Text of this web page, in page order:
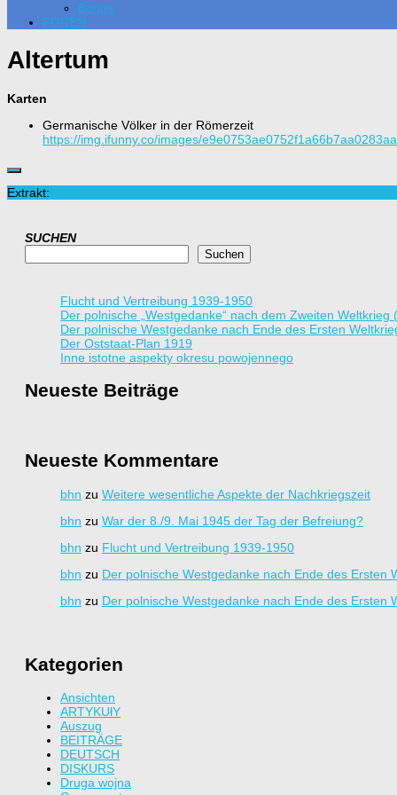
Bonus
FOREN
Altertum
Karten
Germanische Völker in der Römerzeit
https://img.ifunny.co/images/
Extrakt:
SUCHEN
Suchen
Flucht und Vertreibung 1939-1950
Der polnische „Westgedanke“ nach dem Zweiten Weltkrieg
Der polnische Westgedanke nach Ende des Ersten
Der Oststaat-Plan 1919
Inne istotne aspekty okresu powojennego
Neueste Beiträge
Neueste Kommentare
bhn zu Weitere wesentliche Aspekte der Nachkriegszeit
bhn zu War der 8./9. Mai 1945 der Tag der Befreiung?
bhn zu Flucht und Vertreibung 1939-1950
bhn zu Der polnische Westgedanke nach Ende des Ersten
bhn zu Der polnische Westgedanke nach Ende des Ersten
Kategorien
Ansichten
ARTYKUłY
Auszug
BEITRÄGE
DEUTSCH
DISKURS
Druga wojna